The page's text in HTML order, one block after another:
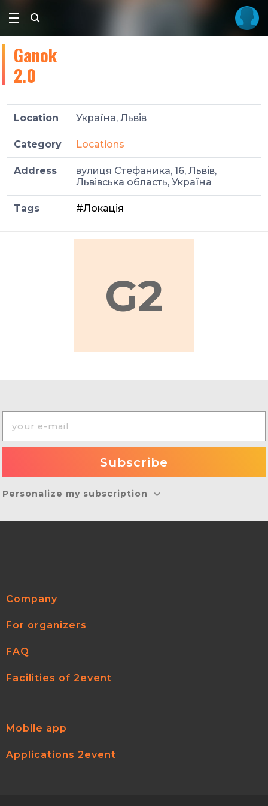
Ganok
2.0
Location Україна, Львів
Category Locations
Address
вулиця Стефаника, 16, Львів,
Львівська область, Україна
Tags #Локація
G2
Personalize my subscription
Company
For organizers
FAQ
Facilities of 2event
Mobile app
Applications 2event